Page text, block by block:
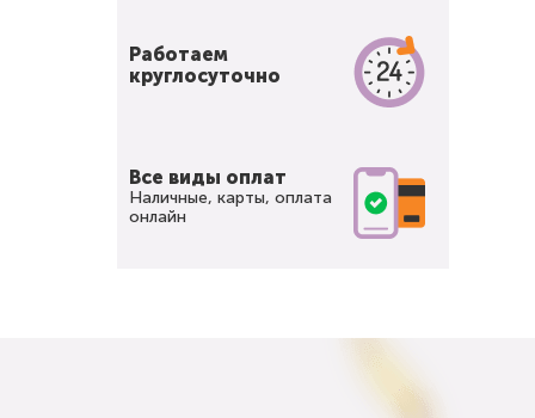
Работаем
круглосуточно
Все виды оплат
Наличные, карты, оплата
онлайн